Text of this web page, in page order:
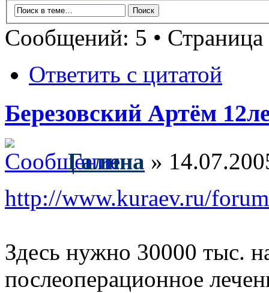
Сообщений: 5 • Страница
Ответить с цитатой
Березовский Артём
Галина »
http://www.kuraev.ru/
Здесь нужно 30000 тыс.
послеоперационное